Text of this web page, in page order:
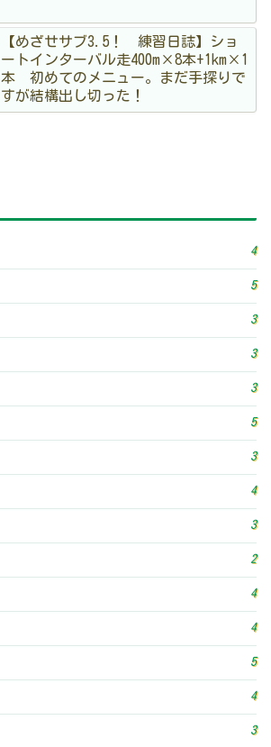
【めざせサブ3.5！ 練習日誌】ショ
ートインターバル走400m×8本+1km×1
本 初めてのメニュー。まだ手探りで
すが結構出し切った！
4
5
3
3
3
5
3
4
3
2
4
4
5
4
3